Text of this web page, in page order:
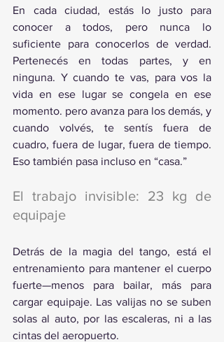
En cada ciudad, estás lo justo para
conocer a todos, pero nunca lo
suficiente para conocerlos de verdad.
Pertenecés en todas partes, y en
ninguna. Y cuando te vas, para vos la
vida en ese lugar se congela en ese
momento. pero avanza para los demás, y
cuando volvés, te sentís fuera de
cuadro, fuera de lugar, fuera de tiempo.
Eso también pasa incluso en “casa.”
El trabajo invisible: 23 kg de
equipaje
Detrás de la magia del tango, está el
entrenamiento para mantener el cuerpo
fuerte—menos para bailar, más para
cargar equipaje. Las valijas no se suben
solas al auto, por las escaleras, ni a las
cintas del aeropuerto.